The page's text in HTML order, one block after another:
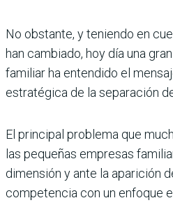
No obstante, y teniendo en
han cambiado, hoy día una
familiar ha entendido el
estratégica de la separación
El principal problema que
las pequeñas empresas
dimensión y ante la aparición
competencia con un enfoque